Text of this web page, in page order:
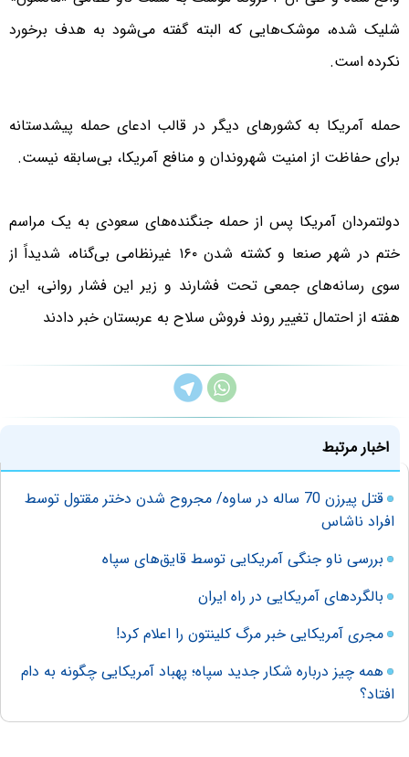
شلیک شده، موشک‌هایی که البته گفته می‌شود به هدف برخورد
نکرده است.
حمله آمریکا به کشورهای دیگر در قالب ادعای حمله پیشدستانه
برای حفاظت از امنیت شهروندان و منافع آمریکا، بی‌سابقه نیست.
دولتمردان آمریکا پس از حمله جنگنده‌های سعودی به یک مراسم
ختم در شهر صنعا و کشته شدن ۱۶۰ غیرنظامی بی‌گناه، شدیداً از
سوی رسانه‌های جمعی تحت فشارند و زیر این فشار روانی، این
هفته از احتمال تغییر روند فروش سلاح به عربستان خبر دادند
اخبار مرتبط
قتل پیرزن 70 ساله در ساوه/ مجروح شدن دختر مقتول توسط
افراد ناشاس
بررسی ناو جنگی آمریکایی توسط قایق‌های سپاه
بالگردهای آمریکایی در راه ایران
مجری آمریکایی خبر مرگ کلینتون را اعلام کرد!
همه چیز درباره شکار جدید سپاه؛ پهباد آمریکایی چگونه به دام
افتاد؟